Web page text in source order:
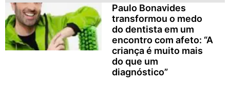
Paulo Bonavides
transformou o medo
do dentista em um
encontro com afeto: “A
criança é muito mais
do que um
diagnóstico”